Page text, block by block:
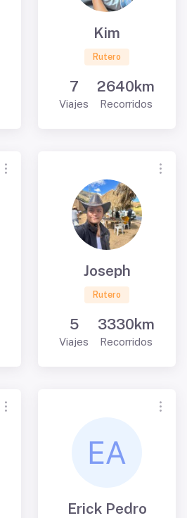
Kim
Rutero
7
Viajes
2640km
Recorridos
Joseph
Rutero
5
Viajes
3330km
Recorridos
Erick Pedro